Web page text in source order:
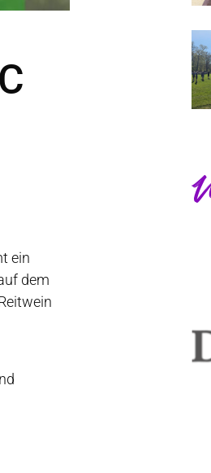
ein
dem